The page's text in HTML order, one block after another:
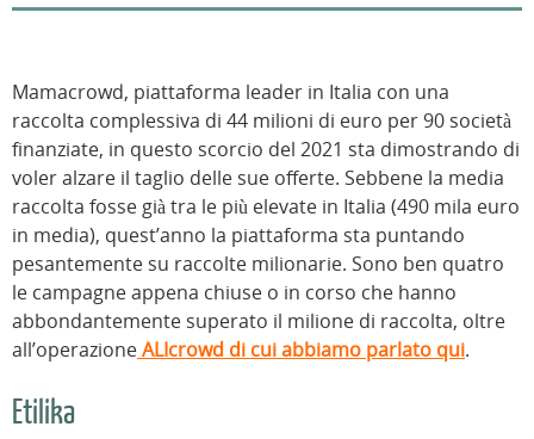
Mamacrowd, piattaforma leader in Italia con una
raccolta complessiva di 44 milioni di euro per 90 società
finanziate, in questo scorcio del 2021 sta dimostrando di
voler alzare il taglio delle sue offerte. Sebbene la media
raccolta fosse già tra le più elevate in Italia (490 mila euro
in media), quest’anno la piattaforma sta puntando
pesantemente su raccolte milionarie. Sono ben quatro
le campagne appena chiuse o in corso che hanno
abbondantemente superato il milione di raccolta, oltre
all’operazioneALIcrowd di cui abbiamo parlato qui.
Etilika